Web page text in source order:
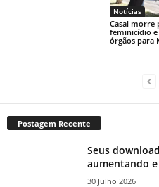
Notícias
Casal morre
feminicídio
órgãos para
Postagem Recente
Seus
aumentando
30 Julho 2026